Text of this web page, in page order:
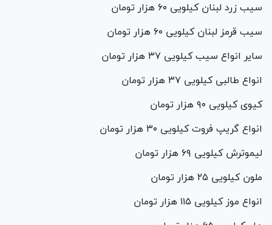
سیب زرد لبنان کیلویی ۶۰ هزار تومان
سیب قرمز لبنان کیلویی ۶۰ هزار تومان
سایر انواع سیب کیلویی ۳۷ هزار تومان
انواع طالبی کیلویی ۳۷ هزار تومان
کیوی کیلویی ۹۰ هزار تومان
انواع گریپ فروت کیلویی ۳۰ هزار تومان
لیموترش کیلویی ۶۹ هزار تومان
ملون کیلویی ۲۵ هزار تومان
انواع موز کیلویی ۱۱۵ هزار تومان